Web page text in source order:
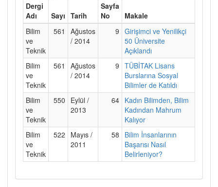
Dergi
Adı
Sayı Tarih
Sayfa
No
Makale
Bilim
ve
Teknik
561
Ağustos
/ 2014
9 Girişimci ve Yenilikçi
50 Üniversite
Açıklandı
Bilim
ve
Teknik
561
Ağustos
/ 2014
9 TÜBİTAK Lisans
Burslarına Sosyal
Bilimler de Katıldı
Bilim
ve
Teknik
550
Eylül /
2013
64 Kadın Bilimden, Bilim
Kadından Mahrum
Kalıyor
Bilim
ve
Teknik
522
Mayıs /
2011
58
Bilim İnsanlarının
Başarısı Nasıl
Belirleniyor?